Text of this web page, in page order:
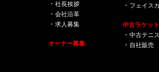
社長挨拶
会社沿革
求人募集
オーナー募集
フェイス
中古ラケッ
中古テニ
自社販売